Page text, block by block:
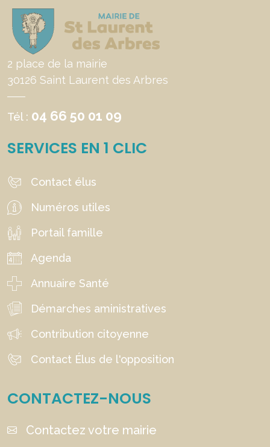
2 place de la mairie
30126 Saint Laurent des Arbres
Tél : 04 66 50 01 09
SERVICES EN 1 CLIC
Contact élus
Numéros utiles
Portail famille
Agenda
Annuaire Santé
Démarches aministratives
Contribution citoyenne
Contact Élus de l'opposition
CONTACTEZ-NOUS
Contactez votre mairie